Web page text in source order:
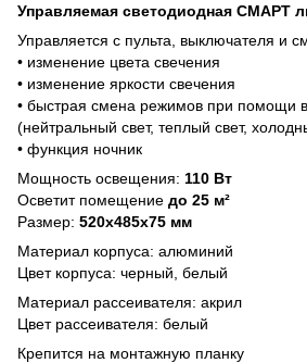
Управляемая светодиодная СМАРТ
Управляется с пульта, выключателя и
• изменение цвета свечения
• изменение яркости свечения
• быстрая смена режимов при помощи
(нейтральный свет, теплый свет,
• функция ночник
Мощность освещения: 110 Вт
Осветит помещение до 25 м²
Размер: 520x485x75 мм
Материал корпуса: алюминий
Цвет корпуса: черный, белый
Материал рассеивателя: акрил
Цвет рассеивателя: белый
Крепится на монтажную планку